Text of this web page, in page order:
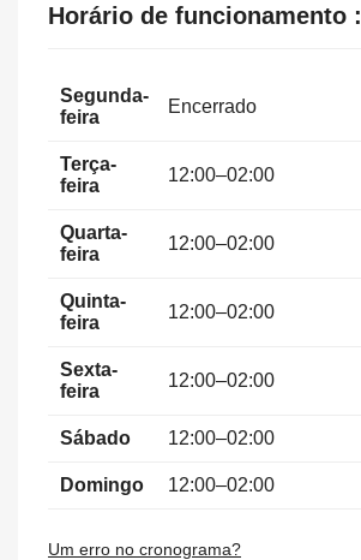
Horário de funcionamento :
Segunda-
feira
Encerrado
Terça-
feira
12:00–02:00
Quarta-
feira
12:00–02:00
Quinta-
feira
12:00–02:00
Sexta-
feira
12:00–02:00
Sábado 12:00–02:00
Domingo 12:00–02:00
Um erro no cronograma?